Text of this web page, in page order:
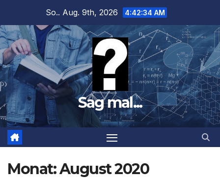
springen
So.. Aug. 9th, 2026 4:42:36 AM
Sag mal...
Monat:August 2020